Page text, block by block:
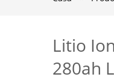
Litio
280ah